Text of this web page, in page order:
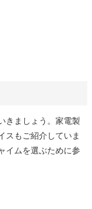
きましょう。家電製
スもご紹介していま
イムを選ぶために参